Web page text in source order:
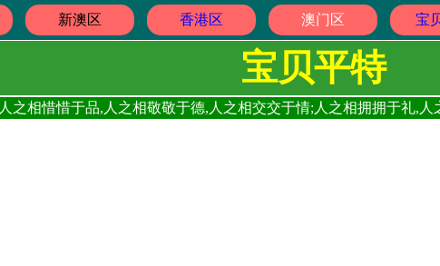
新澳区 香港区 澳门区 宝
宝贝平特
人之相惜惜于品,人之相敬敬于德,人之相交交于情;人之相拥拥于礼,